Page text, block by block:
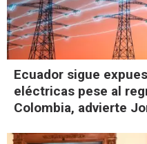
Ecuador sigue
eléctricas pese al
Colombia, advierte